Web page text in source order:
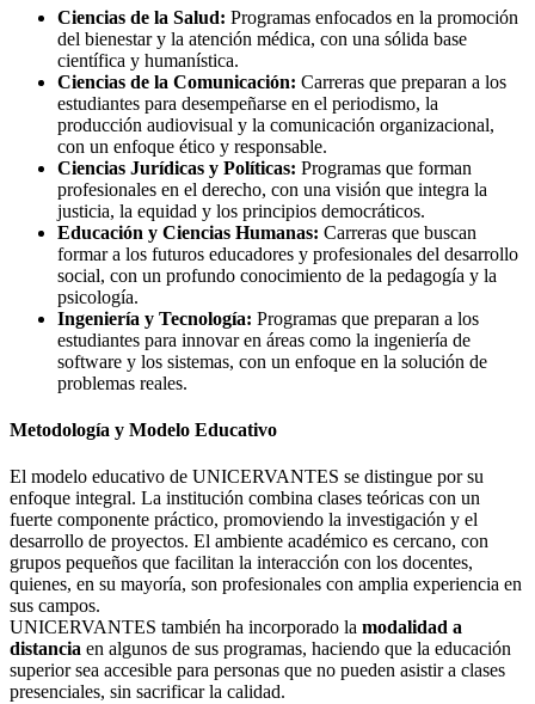
Ciencias de la Salud: Programas enfocados en la promoción
del bienestar y la atención médica, con una sólida base
científica y humanística.
Ciencias de la Comunicación: Carreras que preparan a los
estudiantes para desempeñarse en el periodismo, la
producción audiovisual y la comunicación organizacional,
con un enfoque ético y responsable.
Ciencias Jurídicas y Políticas: Programas que forman
profesionales en el derecho, con una visión que integra la
justicia, la equidad y los principios democráticos.
Educación y Ciencias Humanas: Carreras que buscan
formar a los futuros educadores y profesionales del desarrollo
social, con un profundo conocimiento de la pedagogía y la
psicología.
Ingeniería y Tecnología: Programas que preparan a los
estudiantes para innovar en áreas como la ingeniería de
software y los sistemas, con un enfoque en la solución de
problemas reales.
Metodología y Modelo Educativo
El modelo educativo de UNICERVANTES se distingue por su
enfoque integral. La institución combina clases teóricas con un
fuerte componente práctico, promoviendo la investigación y el
desarrollo de proyectos. El ambiente académico es cercano, con
grupos pequeños que facilitan la interacción con los docentes,
quienes, en su mayoría, son profesionales con amplia experiencia en
sus campos.
UNICERVANTES también ha incorporado la modalidad a
distancia en algunos de sus programas, haciendo que la educación
superior sea accesible para personas que no pueden asistir a clases
presenciales, sin sacrificar la calidad.